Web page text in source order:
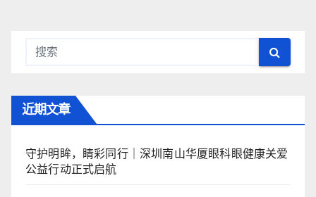
近期文章
守护明眸，睛彩同行｜深圳南山华厦眼科眼健康关爱
公益行动正式启航